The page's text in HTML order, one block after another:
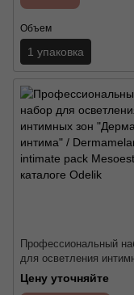
Объем
1 упаковка
Профессиональный
для осветления
"Дермамалан интима" /
Dermamelan intimate
Цену уточняйте